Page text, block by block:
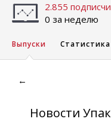
2.855
0 за неделю
Выпуски Статистика
←
Новости